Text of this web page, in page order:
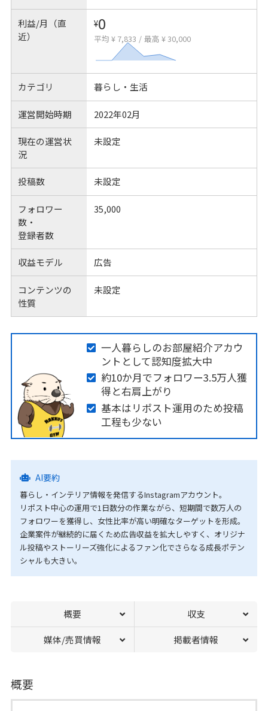
利益/月（直
近）
¥0
平均 ¥ 7,833 / 最高 ¥ 30,000
カテゴリ 暮らし・生活
運営開始時期 2022年02月
現在の運営状
況
未設定
投稿数 未設定
フォロワー
数・
登録者数
35,000
収益モデル 広告
コンテンツの
性質
未設定
一人暮らしのお部屋紹介アカウ
ントとして認知度拡大中
約10か月でフォロワー3.5万人獲
得と右肩上がり
基本はリポスト運用のため投稿
工程も少ない
AI要約
暮らし・インテリア情報を発信するInstagramアカウント。
リポスト中心の運用で1日数分の作業ながら、短期間で数万人の
フォロワーを獲得し、女性比率が高い明確なターゲットを形成。
企業案件が継続的に届くため広告収益を拡大しやすく、オリジナ
ル投稿やストーリーズ強化によるファン化でさらなる成長ポテン
シャルも大きい。
概要 収支
媒体/売買情報 掲載者情報
概要